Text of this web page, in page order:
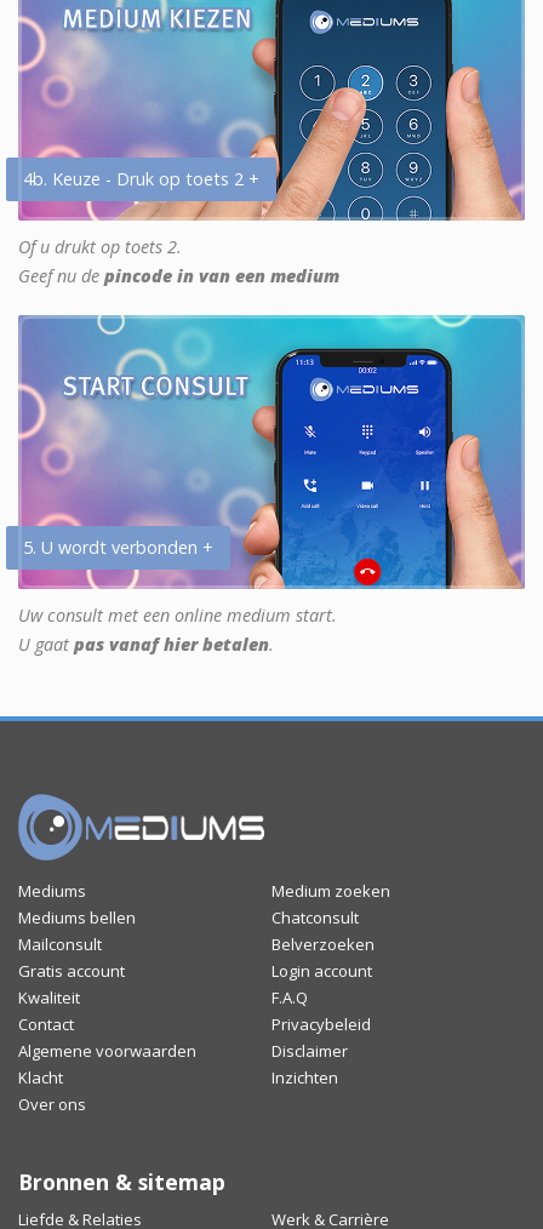
4b. Keuze - Druk op toets 2 +
Of u drukt op toets 2.
Geef nu de pincode in van een medium
5. U wordt verbonden +
Uw consult met een online medium start.
U gaat pas vanaf hier betalen.
Mediums
Medium zoeken
Mediums bellen
Chatconsult
Mailconsult
Belverzoeken
Gratis account
Login account
Kwaliteit
F.A.Q
Contact
Privacybeleid
Algemene voorwaarden
Disclaimer
Klacht
Inzichten
Over ons
Bronnen & sitemap
Liefde & Relaties Werk & Carrière